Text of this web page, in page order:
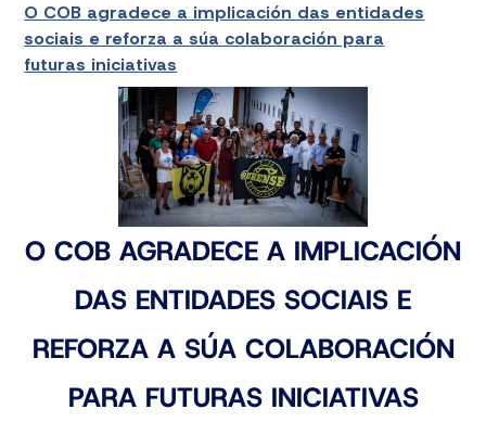
O COB agradece a implicación das entidades
sociais e reforza a súa colaboración para
futuras iniciativas
O COB AGRADECE A IMPLICACIÓN
DAS ENTIDADES SOCIAIS E
REFORZA A SÚA COLABORACIÓN
PARA FUTURAS INICIATIVAS